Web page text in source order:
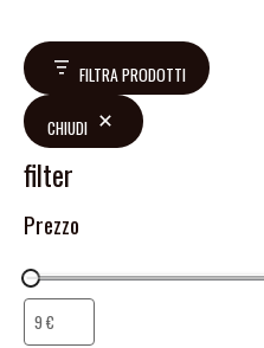
FILTRA PRODOTTI
CHIUDI
filter
Prezzo